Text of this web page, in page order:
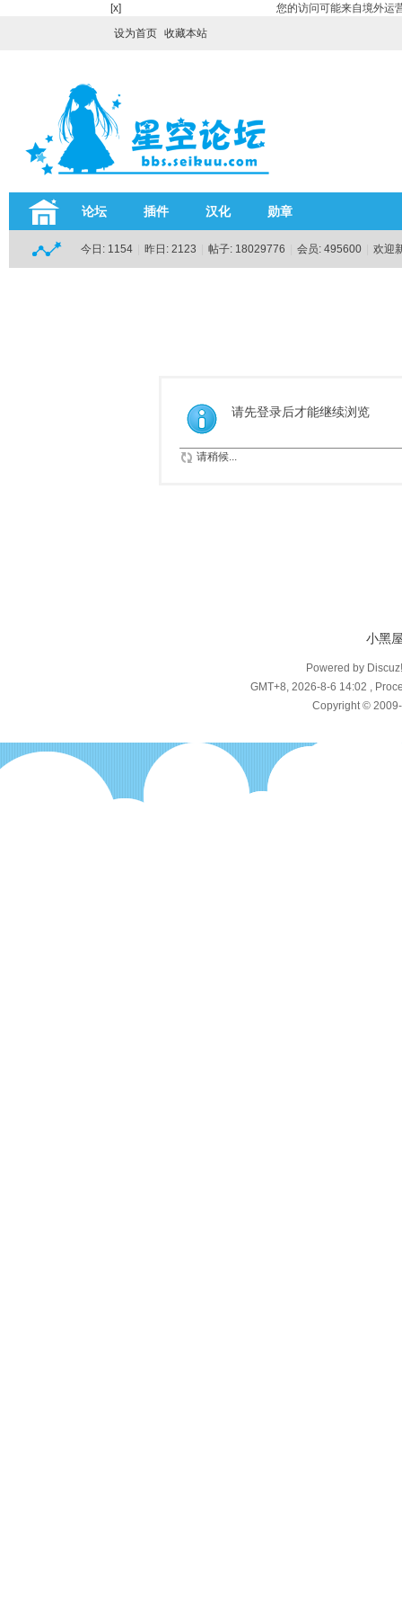
[x]
您的访问可能来自境外运
设为首页
收藏本站
论坛 插件 汉化 勋章
今日: 1154 昨日: 2123 帖子: 18029776 会员: 495600 欢迎
请先登录后才能继续浏览
请稍候...
小黑
Powered by
GMT+8, 2026-8-6 14:02 ,
Copyright ©